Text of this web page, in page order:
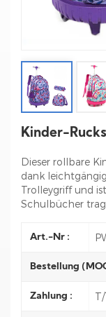
Kinder-
Dieser rollbare
dank
Trolleygriff und
Schulbücher
Art.-Nr :
Bestellung
Zahlung :